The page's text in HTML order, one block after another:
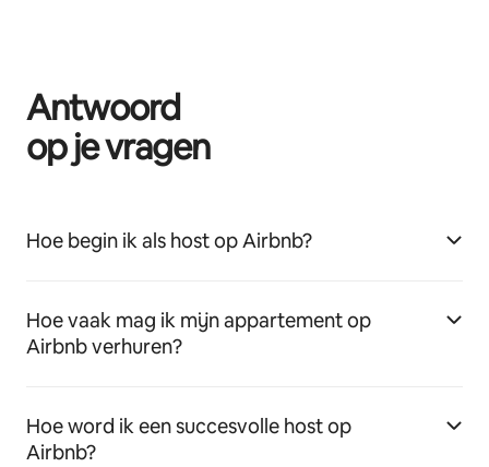
Antwoord
op je vragen
Hoe begin ik als host op Airbnb?
Hoe vaak mag ik mijn appartement op
Airbnb verhuren?
Hoe word ik een succesvolle host op
Airbnb?